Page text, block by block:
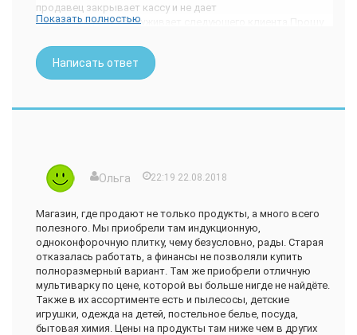
продавец закрывает кассу и не дает
сдачу.Стою,жду.Обслуживает следующего клиента.Прошу
бейджика,впрочем как и все продавцы,извиняется за
продавца.Прошу книгу жалоб и предложений.На что мне
отвечают-книги жалоб нет,приходите в понедельник.Я
некоторое время,появляется другая.Я,честно,так и не
За то время,что я ожидала администраторов
колбасу,сосиски перезвешивали всем.
Кое как получила свою сдачу.Правда 80 копеек так и не
сдали.Книгу жалоб я так и не дождалась.Впечатление от
магазина скверное.
Показать полностью
Написать ответ
Ольга 22:19 22.08.2018
Магазин, где продают не только продукты, а много всего
полезного. Мы приобрели там индукционную,
одноконфорочную плитку, чему безусловно, рады. Старая
отказалась работать, а финансы не позволяли купить
полноразмерный вариант. Там же приобрели отличную
мультиварку по цене, которой вы больше нигде не найдёте.
Также в их ассортименте есть и пылесосы, детские
игрушки, одежда на детей, постельное белье, посуда,
бытовая химия. Цены на продукты там ниже чем в других